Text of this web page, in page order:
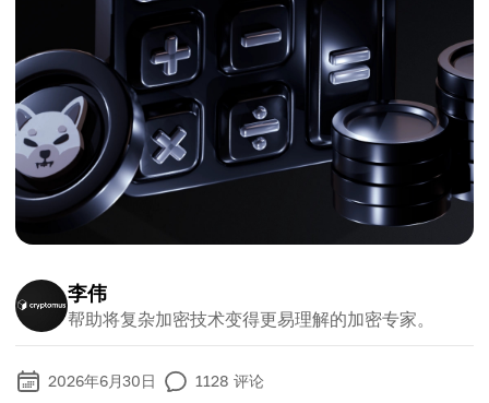
李伟
帮助将复杂加密技术变得更易理解的加密专家。
2026年6月30日 1128 评论